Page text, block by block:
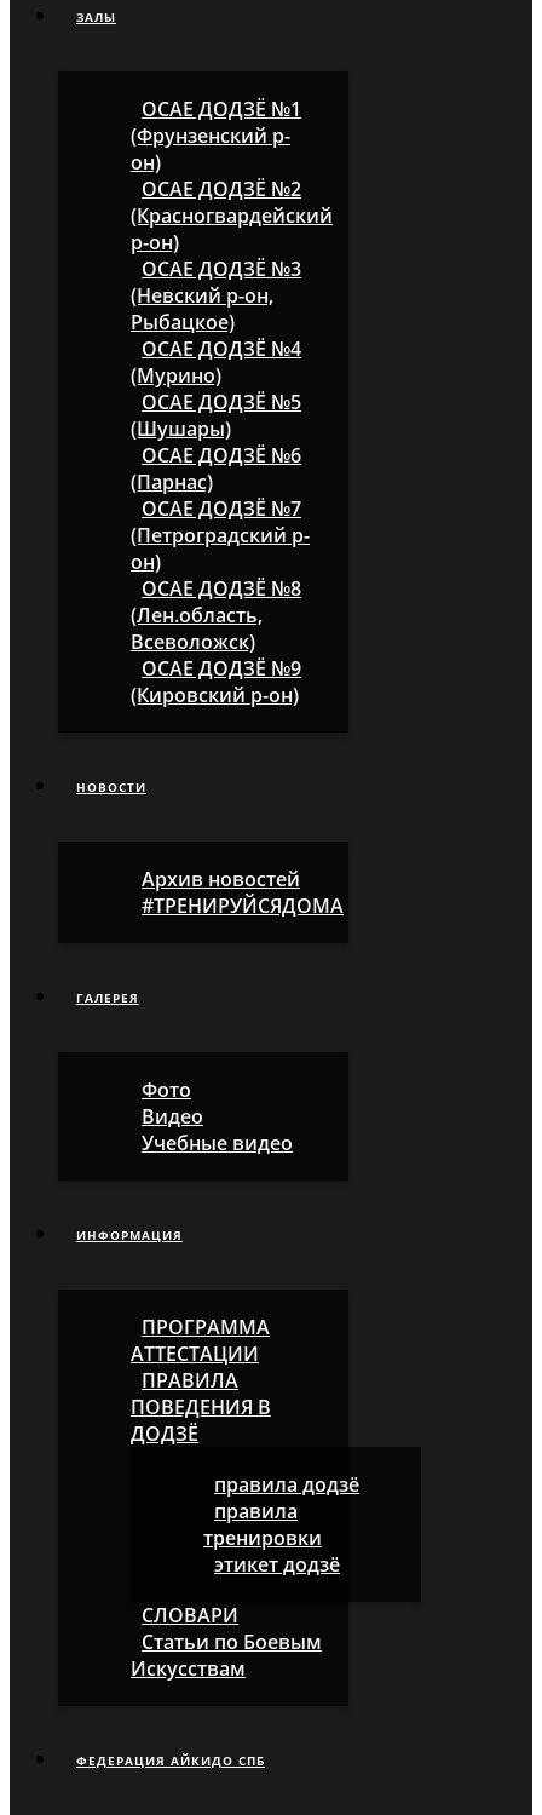
ЗАЛЫ
ОСАЕ ДОДЗЁ №1
(Фрунзенский р-
он)
ОСАЕ ДОДЗЁ №2
(Красногвардейский
р-он)
ОСАЕ ДОДЗЁ №3
(Невский р-он,
Рыбацкое)
ОСАЕ ДОДЗЁ №4
(Мурино)
ОСАЕ ДОДЗЁ №5
(Шушары)
ОСАЕ ДОДЗЁ №6
(Парнас)
ОСАЕ ДОДЗЁ №7
(Петроградский р-
он)
ОСАЕ ДОДЗЁ №8
(Лен.область,
Всеволожск)
ОСАЕ ДОДЗЁ №9
(Кировский р-он)
НОВОСТИ
Архив новостей
#ТРЕНИРУЙСЯДОМА
ГАЛЕРЕЯ
Фото
Видео
Учебные видео
ИНФОРМАЦИЯ
ПРОГРАММА
АТТЕСТАЦИИ
ПРАВИЛА
ПОВЕДЕНИЯ В
ДОДЗЁ
правила додзё
правила
тренировки
этикет додзё
СЛОВАРИ
Статьи по Боевым
Искусствам
ФЕДЕРАЦИЯ АЙКИДО СПБ